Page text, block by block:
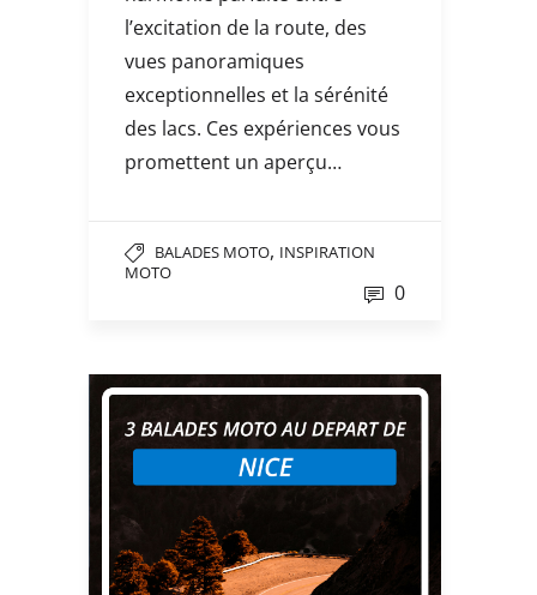
l’excitation de la route, des
vues panoramiques
exceptionnelles et la sérénité
des lacs. Ces expériences vous
promettent un aperçu…
BALADES MOTO, INSPIRATION
MOTO
0